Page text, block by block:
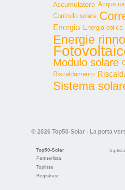
Accumulatore Acqua
Controllo solare
Energia Energia eolica
Energie
Modulo solare
Riscaldamento
Sistema
© 2026 Top50-Solar - La porta
Top50-Solar
Partnerlista
Toplista
Registrare
Toplista